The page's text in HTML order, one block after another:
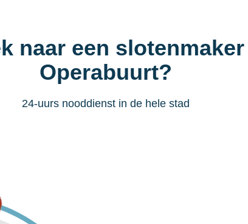
naar een
Operabuurt?
24-uurs nooddienst in de hele stad